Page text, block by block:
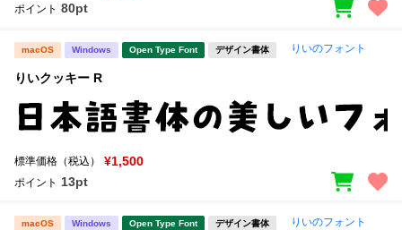
ポイント 80pt
macOS Windows Open Type Font デザイン書体 りいのフォント
りいクッキー R
標準価格（税込） ¥1,500
ポイント 13pt
macOS Windows Open Type Font デザイン書体 りいのフォント